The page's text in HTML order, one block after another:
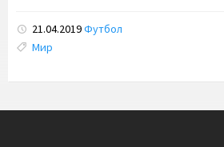
21.04.2019Футбол
Tags:
Мир